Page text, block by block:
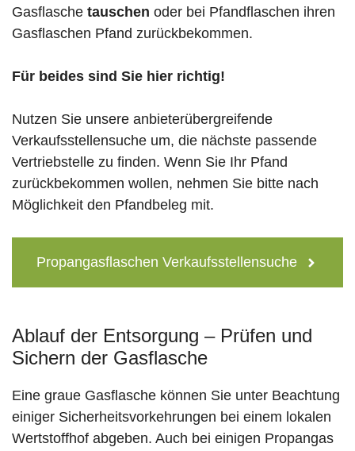
Gasflasche tauschen oder bei Pfandflaschen ihren
Gasflaschen Pfand zurückbekommen.
Für beides sind Sie hier richtig!
Nutzen Sie unsere anbieterübergreifende
Verkaufsstellensuche um, die nächste passende
Vertriebstelle zu finden. Wenn Sie Ihr Pfand
zurückbekommen wollen, nehmen Sie bitte nach
Möglichkeit den Pfandbeleg mit.
Propangasflaschen Verkaufsstellensuche
Ablauf der Entsorgung – Prüfen und
Sichern der Gasflasche
Eine graue Gasflasche können Sie unter Beachtung
einiger Sicherheitsvorkehrungen bei einem lokalen
Wertstoffhof abgeben. Auch bei einigen Propangas